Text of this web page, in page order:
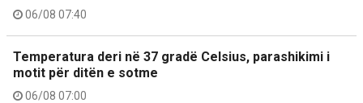
06/08 07:40
Temperatura deri në 37 gradë Celsius, parashikimi i
motit për ditën e sotme
06/08 07:00